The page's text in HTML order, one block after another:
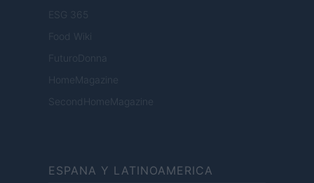
ESG 365
Food Wiki
FuturoDonna
HomeMagazine
SecondHomeMagazine
ESPANA Y LATINOAMERICA